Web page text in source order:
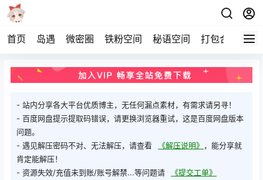
首页 岛遇 微密圈 铁粉空间 秘语空间 打包合集 关
- 站内分享各大平台优质博主，无任何漏点素材，有需求请另寻！
- 百度网盘提示提取码错误，请更换浏览器重试，这是百度网盘版本
问题。
- 遇见解压密码不对、无法解压，请查看
《解压说明》 ，能分享就
肯定能解压！
- 资源失效/充值未到账/账号解禁...等问题请
《提交工单》